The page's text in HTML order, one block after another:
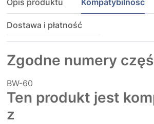
Opis produktu Kompatybilność
Dostawa i płatność
Zgodne numery
BW-60
Ten produkt jest
z